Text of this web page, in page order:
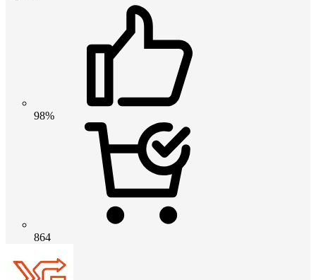
98%
864